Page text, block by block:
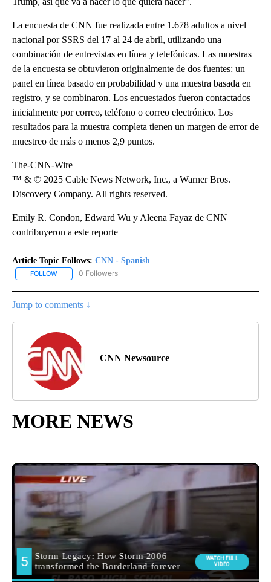
La encuesta de CNN fue realizada entre 1.678 adultos a nivel
nacional por SSRS del 17 al 24 de abril, utilizando una
combinación de entrevistas en línea y telefónicas. Las muestras
de la encuesta se obtuvieron originalmente de dos fuentes: un
panel en línea basado en probabilidad y una muestra basada en
registro, y se combinaron. Los encuestados fueron contactados
inicialmente por correo, teléfono o correo electrónico. Los
resultados para la muestra completa tienen un margen de error de
muestreo de más o menos 2,9 puntos.
The-CNN-Wire
™ & © 2025 Cable News Network, Inc., a Warner Bros.
Discovery Company. All rights reserved.
Emily R. Condon, Edward Wu y Aleena Fayaz de CNN
contribuyeron a este reporte
Article Topic Follows: CNN - Spanish
FOLLOW FOLLOW "CNN - SPANISH" TO RECEIVE NOTIFICATIONS ABOUT
0 Followers
Jump to comments ↓
CNN Newsource
MORE NEWS